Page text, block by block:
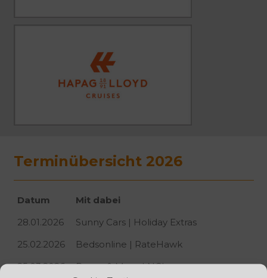
Terminübersicht 2026
Datum
Mit dabei
28.01.2026
Sunny Cars | Holiday Extras
25.02.2026
Bedsonline | RateHawk
25.03.2026
Berge & Meer | NCL